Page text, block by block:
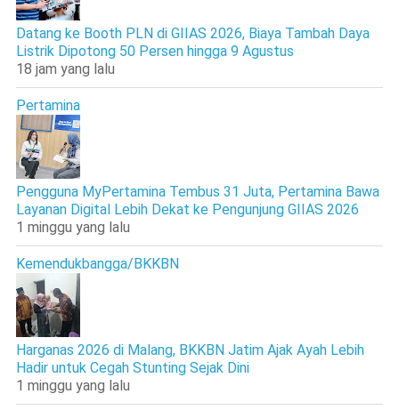
Datang ke Booth PLN di GIIAS 2026, Biaya Tambah Daya
Listrik Dipotong 50 Persen hingga 9 Agustus
18 jam yang lalu
Pertamina
Pengguna MyPertamina Tembus 31 Juta, Pertamina Bawa
Layanan Digital Lebih Dekat ke Pengunjung GIIAS 2026
1 minggu yang lalu
Kemendukbangga/BKKBN
Harganas 2026 di Malang, BKKBN Jatim Ajak Ayah Lebih
Hadir untuk Cegah Stunting Sejak Dini
1 minggu yang lalu